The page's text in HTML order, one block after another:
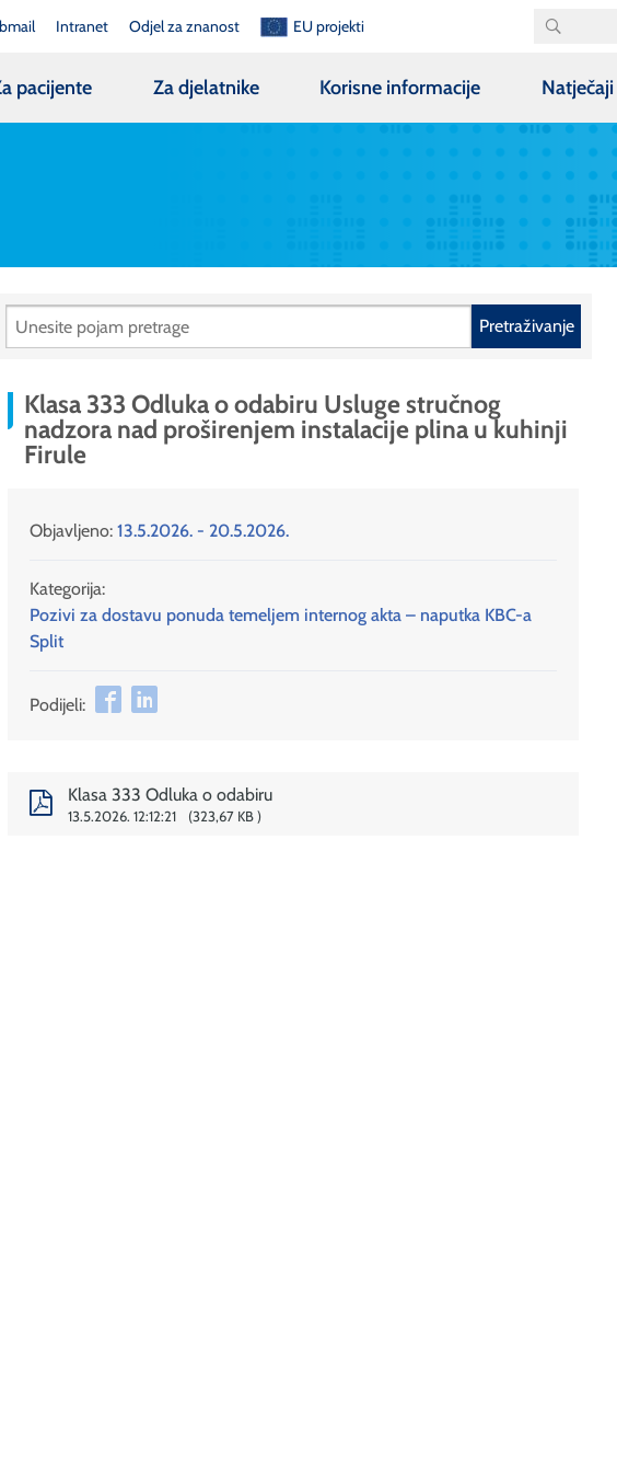
Intranet Odjel za znanost EU projekti
pacijente Za djelatnike Korisne informacije Natječaji
Pretraživanje
Klasa 333 Odluka o odabiru Usluge stručnog
nadzora nad proširenjem instalacije plina u kuhinji
Firule
Objavljeno: 13.5.2026. - 20.5.2026.
Kategorija:
Pozivi za dostavu ponuda temeljem internog akta – naputka KBC-a
Split
Podijeli:
Klasa 333 Odluka o odabiru
13.5.2026. 12:12:21 323,67 KB